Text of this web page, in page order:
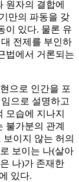
원자의 결합에
만의 파동을 갖
이 있다. 물론 유
전제를 부인하
법에서 거론되는
으로 인간을 포
으로 설명하고
모습에 지나지
불가분의 관계
이지 않는 허의
보이는 나(살아
나)가 존재한
있다.